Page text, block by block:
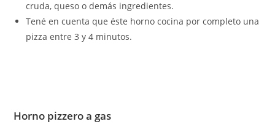
cruda, queso o demás ingredientes.
Tené en cuenta que éste horno cocina por completo una
pizza entre 3 y 4 minutos.
Horno pizzero a gas